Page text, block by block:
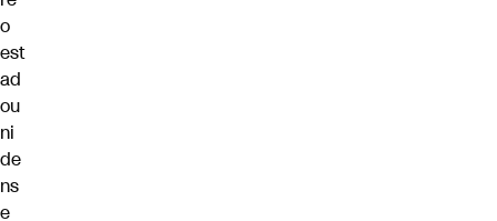
o
est
ad
ou
ni
de
ns
e